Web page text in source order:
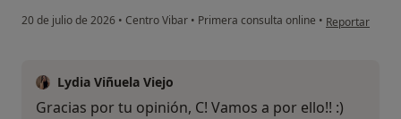
20 de julio de 2026 • Centro Vibar • Primera consulta online • en opinión del
Reportar
Lydia Viñuela Viejo
Gracias por tu opinión, C! Vamos a por ello!! :)